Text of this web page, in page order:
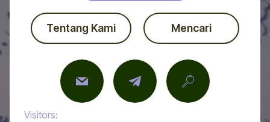
Tentang Kami Mencari
Visitors: